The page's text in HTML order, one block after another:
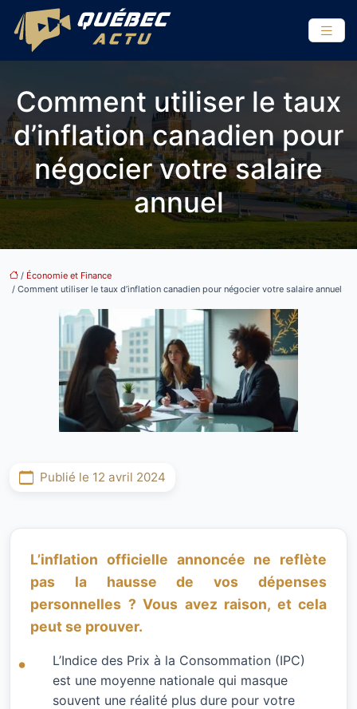
Comment utiliser le taux
d’inflation canadien pour
négocier votre salaire
annuel
/ Économie et Finance
/ Comment utiliser le taux d’inflation canadien pour négocier votre salaire annuel
Publié le 12 avril 2024
L’inflation officielle annoncée ne reflète
pas la hausse de vos dépenses
personnelles ? Vous avez raison, et cela
peut se prouver.
L’Indice des Prix à la Consommation (IPC)
est une moyenne nationale qui masque
souvent une réalité plus dure pour votre